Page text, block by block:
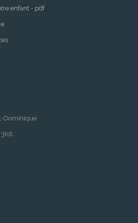
enfant - pdf
Dominique